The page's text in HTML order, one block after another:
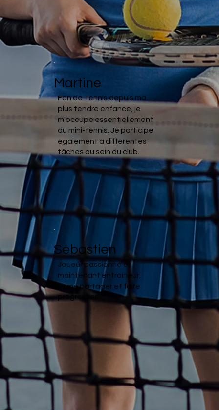
Martine
Fan de Tennis depuis ma
plus tendre enfance, je
m'occupe essentiellement
du mini-tennis. Je participe
également à différentes
tâches au sein du club.
Sébastien
Joueur passionné et
maintenant entraineur,
j'aime partager et faire
progresser.